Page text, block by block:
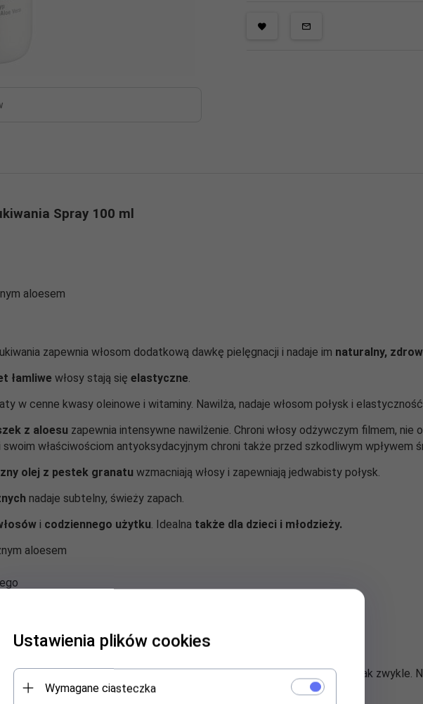
Spray 100 ml
aloesem
zapewnia włosom dodatkową dawkę pielęgnacji i nadaje im naturalny,
łamliwe włosy stają się elastyczne.
w cenne kwasy oleinowe i witaminy. Nawilża, nadaje włosom połysk i
z aloesu zapewnia intensywne nawilżenie. Chroni włosy odżywczym filmem, nie
właściwościom antyoksydacyjnym chroni także przed szkodliwym wpływem
olej z pestek granatu wzmacniają włosy i zapewniają jedwabisty połysk.
nadaje subtelny, świeży zapach.
i codziennego użytku. Idealna także dla dzieci i młodzieży.
aloesem
subtelny, świeży zapach
(20-30 cm) osuszone ręcznikiem włosy, przeczesz je i stylizuj jak zwykle.
stosować na suche włosy, które straciły połysk.
slukiwania-spray-1784
Ustawienia plików cookies
Wymagane ciasteczka